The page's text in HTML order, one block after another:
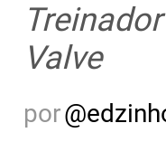
Valve
por@